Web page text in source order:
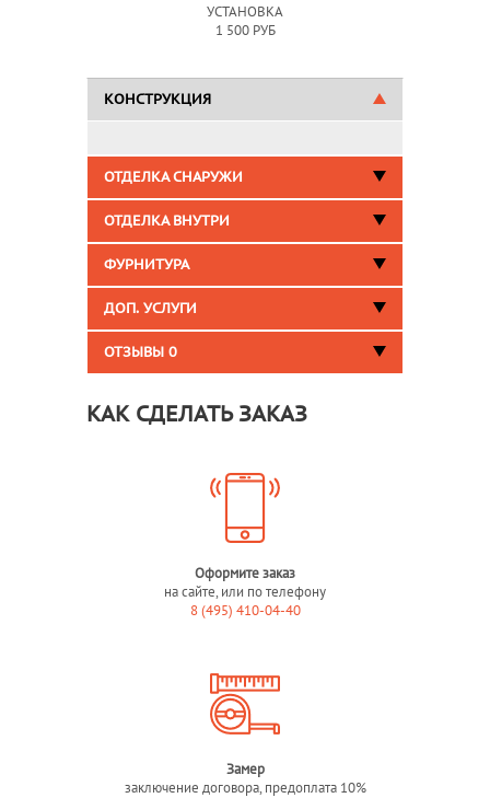
УСТАНОВКА
1 500 РУБ
КОНСТРУКЦИЯ
ОТДЕЛКА СНАРУЖИ
ОТДЕЛКА ВНУТРИ
ФУРНИТУРА
ДОП. УСЛУГИ
ОТЗЫВЫ 0
КАК СДЕЛАТЬ ЗАКАЗ
Оформите заказ
на сайте, или по телефону
8 (495) 410-04-40
Замер
заключение договора, предоплата 10%